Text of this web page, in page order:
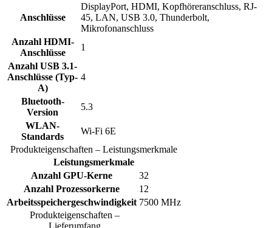
Anschlüsse
DisplayPort, HDMI, Kopfhöreranschluss, RJ-
45, LAN, USB 3.0, Thunderbolt,
Mikrofonanschluss
Anzahl HDMI-
Anschlüsse
1
Anzahl USB 3.1-
Anschlüsse (Typ-
A)
4
Bluetooth-
Version
5.3
WLAN-
Standards
Wi-Fi 6E
Produkteigenschaften – Leistungsmerkmale
Leistungsmerkmale
Anzahl GPU-Kerne
32
Anzahl Prozessorkerne
12
Arbeitsspeichergeschwindigkeit 7500 MHz
Produkteigenschaften –
Lieferumfang